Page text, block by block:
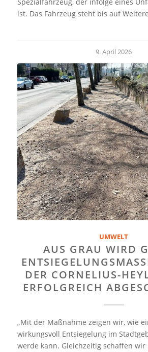
ist. Das Fahrzeug steht bis auf
9. April 2026
UMWELT
AUS GRAU WIRD
ER CORNELIUS-HEYL-
FOLGREICH
„Mit der Maßnahme zeigen wir, wie
wirkungsvoll Entsiegelung im
werde kann. Gleichzeitig schaffen wir